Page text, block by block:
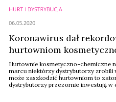
HURT I DYSTRYBUCJA
Koronawirus dał
hurtowniom
Hurtownie kosmetyczno-chemiczne
marcu niektórzy dystrybutorzy zrobili
może zaszkodzić hurtowniom to
dystrybutorzy przezornie inwestują
06.05.2020